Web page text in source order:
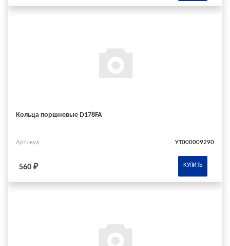
Кольца поршневые D178FA
Артикул УТ000009290
560 ₽ КУПИТЬ